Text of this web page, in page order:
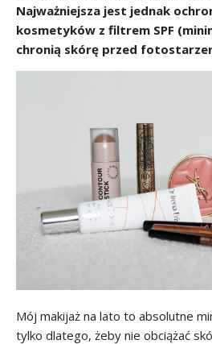
Najważniejsza jest jednak
kosmetyków z filtrem SPF
chronią skórę przed
Mój makijaż na lato to absolutne
tylko dlatego, żeby nie obciążać